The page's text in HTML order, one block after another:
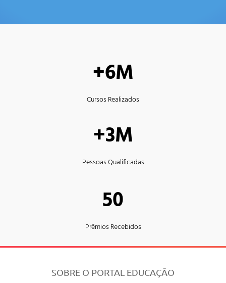
+6M
Cursos Realizados
+3M
Pessoas Qualificadas
50
Prêmios Recebidos
SOBRE O PORTAL EDUCAÇÃO